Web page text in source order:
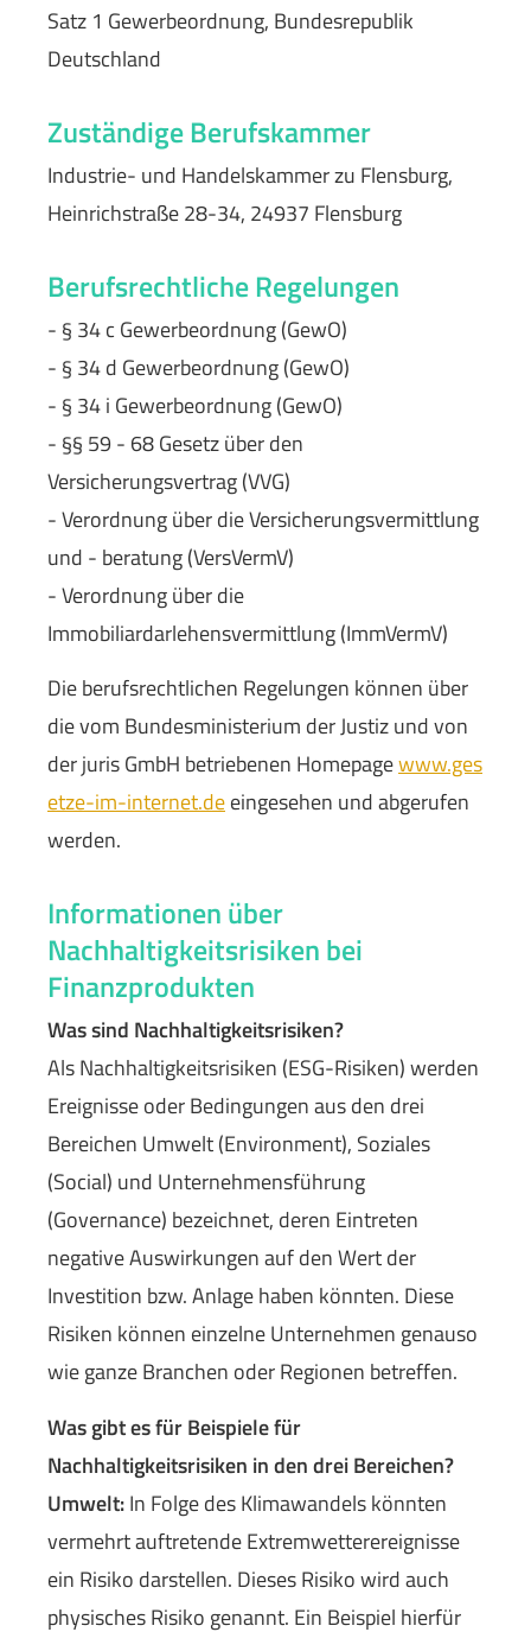
Satz 1 Gewerbeordnung, Bundesrepublik
Deutschland
Zuständige Berufskammer
Industrie- und Handelskammer zu Flensburg,
Heinrichstraße 28-34, 24937 Flensburg
Berufsrechtliche Regelungen
- § 34 c Gewerbeordnung (GewO)
- § 34 d Gewerbeordnung (GewO)
- § 34 i Gewerbeordnung (GewO)
- §§ 59 - 68 Gesetz über den
Versicherungsvertrag (VVG)
- Verordnung über die Versicherungsvermittlung
und - beratung (VersVermV)
- Verordnung über die
Immobiliardarlehensvermittlung (ImmVermV)
Die berufsrechtlichen Regelungen können über
die vom Bundesministerium der Justiz und von
der juris GmbH betriebenen Homepagewww.ges
etze-im-internet.deeingesehen und abgerufen
werden.
Informationen über
Nachhaltigkeitsrisiken bei
Finanzprodukten
Was sind Nachhaltigkeitsrisiken?
Als Nachhaltigkeitsrisiken (ESG-Risiken) werden
Ereignisse oder Bedingungen aus den drei
Bereichen Umwelt (Environment), Soziales
(Social) und Unternehmensführung
(Governance) bezeichnet, deren Eintreten
negative Auswirkungen auf den Wert der
Investition bzw. Anlage haben könnten. Diese
Risiken können einzelne Unternehmen genauso
wie ganze Branchen oder Regionen betreffen.
Was gibt es für Beispiele für
Nachhaltigkeitsrisiken in den drei Bereichen?
Umwelt:In Folge des Klimawandels könnten
vermehrt auftretende Extremwetterereignisse
ein Risiko darstellen. Dieses Risiko wird auch
physisches Risiko genannt. Ein Beispiel hierfür